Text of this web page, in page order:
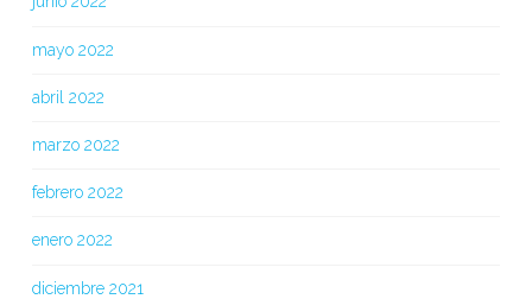
mayo 2022
abril 2022
marzo 2022
febrero 2022
enero 2022
diciembre 2021